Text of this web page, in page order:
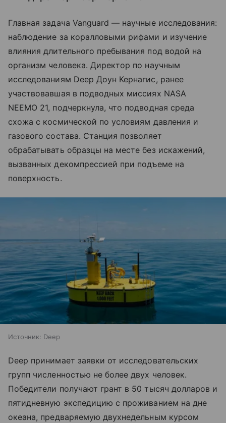
Главная задача Vanguard — научные исследования:
наблюдение за коралловыми рифами и изучение
влияния длительного пребывания под водой на
организм человека. Директор по научным
исследованиям Deep Доун Кернагис, ранее
участвовавшая в подводных миссиях NASA
NEEMO 21, подчеркнула, что подводная среда
схожа с космической по условиям давления и
газового состава. Станция позволяет
обрабатывать образцы на месте без искажений,
вызванных декомпрессией при подъеме на
поверхность.
Источник: Deep
Deep принимает заявки от исследовательских
групп численностью не более двух человек.
Победители получают грант в 50 тысяч долларов и
пятидневную экспедицию с проживанием на дне
океана, предваряемую двухнедельным курсом